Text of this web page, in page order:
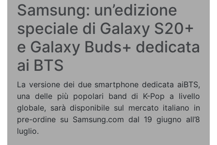
Samsung: un’edizione
speciale di Galaxy S20+
e Galaxy Buds+ dedicata
ai BTS
La versione dei due smartphone dedicata aiBTS,
una delle più popolari band di K-Pop a livello
globale, sarà disponibile sul mercato italiano in
pre-ordine su Samsung.com dal 19 giugno all’8
luglio.